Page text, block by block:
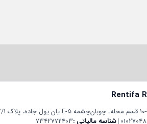
Rentifa
01027048
|شناسه مالیاتی 7342772403